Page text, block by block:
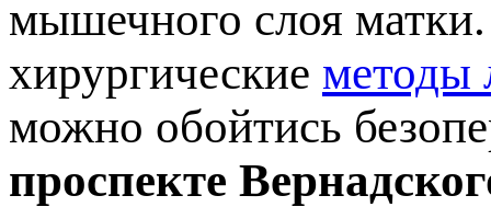
мышечного слоя
хирургические методы
можно обойтись
роспекте